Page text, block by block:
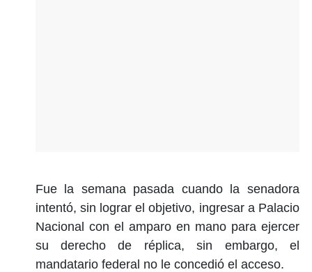
Fue la semana pasada cuando la senadora
intentó, sin lograr el objetivo, ingresar a Palacio
Nacional con el amparo en mano para ejercer
su derecho de réplica, sin embargo, el
mandatario federal no le concedió el acceso.